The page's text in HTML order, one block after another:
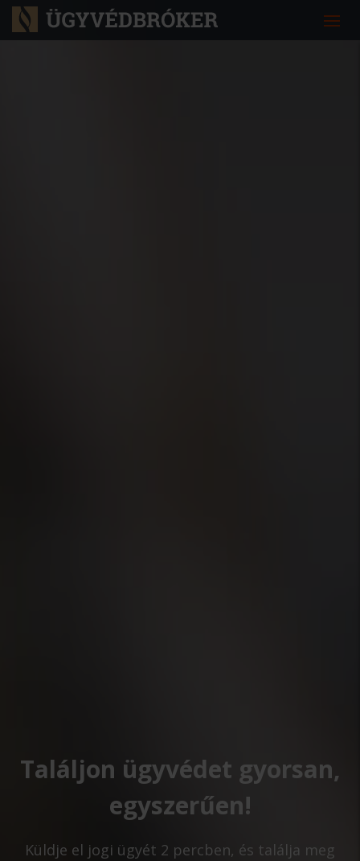
Találjon ügyvédet gyorsan,
egyszerűen!
Küldje el jogi ügyét 2 percben, és találja meg